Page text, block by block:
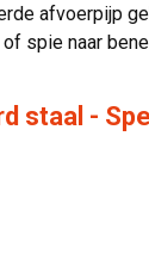
afvoerpijp
spie naar
staal -